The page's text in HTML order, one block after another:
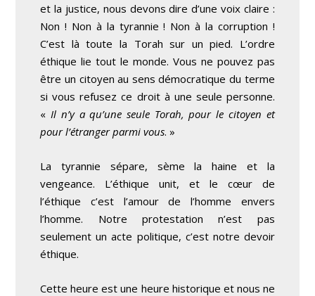
et la justice, nous devons dire d’une voix claire :
Non ! Non à la tyrannie ! Non à la corruption !
C’est là toute la Torah sur un pied. L’ordre
éthique lie tout le monde. Vous ne pouvez pas
être un citoyen au sens démocratique du terme
si vous refusez ce droit à une seule personne.
« Il n’y a qu’une seule Torah, pour le citoyen et
pour l’étranger parmi vous. »
La tyrannie sépare, sème la haine et la
vengeance. L’éthique unit, et le cœur de
l’éthique c’est l’amour de l’homme envers
l’homme. Notre protestation n’est pas
seulement un acte politique, c’est notre devoir
éthique.
Cette heure est une heure historique et nous ne